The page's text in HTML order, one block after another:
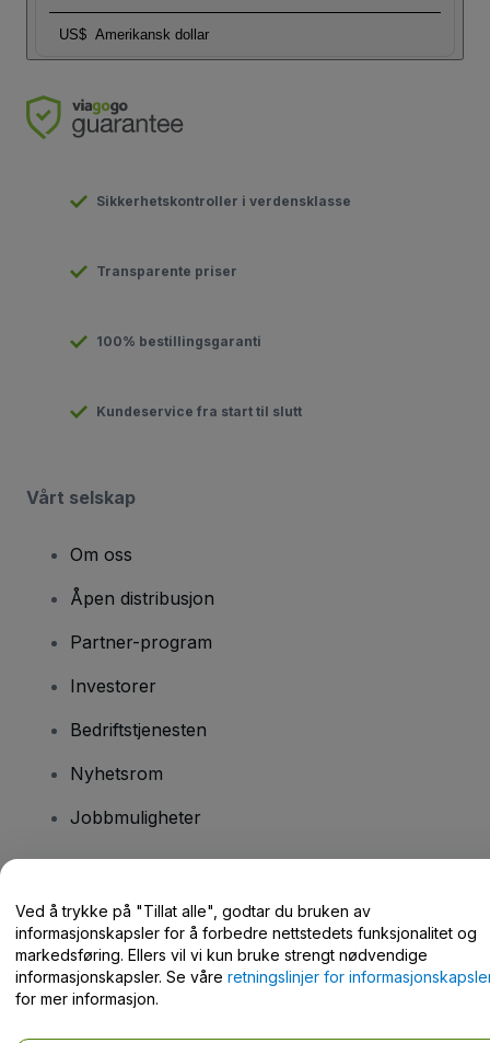
US$ Amerikansk dollar
Sikkerhetskontroller i verdensklasse
Transparente priser
100% bestillingsgaranti
Kundeservice fra start til slutt
Vårt selskap
Om oss
Åpen distribusjon
Partner-program
Investorer
Bedriftstjenesten
Nyhetsrom
Jobbmuligheter
Hjelpesenter / kontakt oss
Ved å trykke på "Tillat alle", godtar du bruken av
informasjonskapsler for å forbedre nettstedets funksjonalitet og
markedsføring. Ellers vil vi kun bruke strengt nødvendige
informasjonskapsler. Se våre retningslinjer for
for mer informasjon.